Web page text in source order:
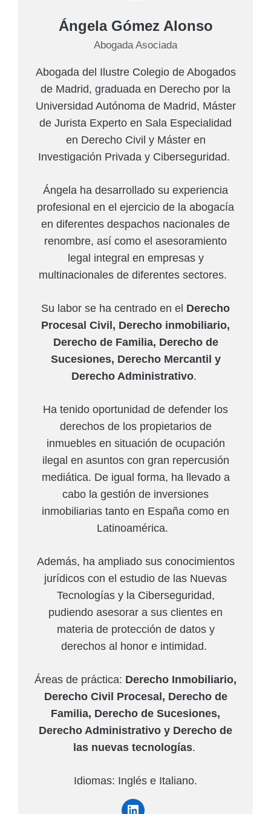
Ángela Gómez Alonso
Abogada Asociada
Abogada del Ilustre Colegio de Abogados
de Madrid, graduada en Derecho por la
Universidad Autónoma de Madrid, Máster
de Jurista Experto en Sala Especialidad
en Derecho Civil y Máster en
Investigación Privada y Ciberseguridad.
Ángela ha desarrollado su experiencia
profesional en el ejercicio de la abogacía
en diferentes despachos nacionales de
renombre, así como el asesoramiento
legal integral en empresas y
multinacionales de diferentes sectores.
Su labor se ha centrado en el Derecho
Procesal Civil, Derecho inmobiliario,
Derecho de Familia, Derecho de
Sucesiones, Derecho Mercantil y
Derecho Administrativo.
Ha tenido oportunidad de defender los
derechos de los propietarios de
inmuebles en situación de ocupación
ilegal en asuntos con gran repercusión
mediática. De igual forma, ha llevado a
cabo la gestión de inversiones
inmobiliarias tanto en España como en
Latinoamérica.
Además, ha ampliado sus conocimientos
jurídicos con el estudio de las Nuevas
Tecnologías y la Ciberseguridad,
pudiendo asesorar a sus clientes en
materia de protección de datos y
derechos al honor e intimidad.
Áreas de práctica: Derecho Inmobiliario,
Derecho Civil Procesal, Derecho de
Familia, Derecho de Sucesiones,
Derecho Administrativo y Derecho de
las nuevas tecnologías.
Idiomas: Inglés e Italiano.